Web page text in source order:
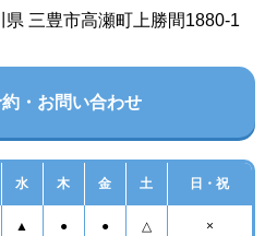
県 三豊市高瀬町上勝間1880-1
・お問い合わせ
水 木 金 土 日・祝
▲ ● ● △ ×